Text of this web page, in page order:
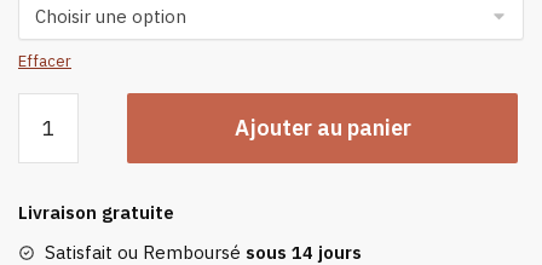
Effacer
Chaussons
Femme
Espadrilles
Ajouter au panier
Livraison gratuite
Satisfait ou Remboursé sous 14 jours